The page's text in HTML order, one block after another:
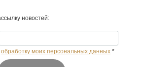
новостей:
обработку моих персональных данных *